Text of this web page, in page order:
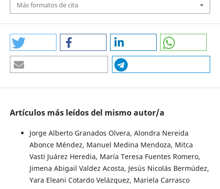
Más formatos de cita
Artículos más leídos del mismo autor/a
Jorge Alberto Granados Olvera, Alondra Nereida
Abonce Méndez, Manuel Medina Mendoza, Mitca
Vasti Juárez Heredia, María Teresa Fuentes Romero,
Jimena Abigail Valdez Acosta, Jesús Nicolás Bermúdez,
Yara Eleani Cotardo Velázquez, Mariela Carrasco